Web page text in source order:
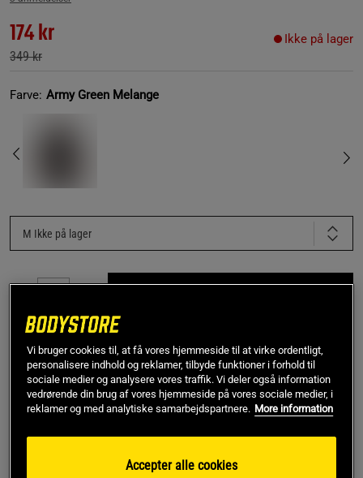
174 kr
349 kr
Ikke på lager
Farve: Army Green Melange
M Ikke på lager
!
Dette produkt er desværre ikke på lager. Få besked når
det kommer på lager igen.
SKU #220967600R | EAN7332576156465
Vi bruger cookies til, at få vores hjemmeside til at virke ordentligt,
personalisere indhold og reklamer, tilbyde funktioner i forhold til
sociale medier og analysere vores traffik. Vi deler også information
vedrørende din brug af vores hjemmeside på vores sociale medier, i
reklamer og med analytiske samarbejdspartnere. More information
Accepter alle cookies